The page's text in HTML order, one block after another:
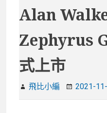
Alan
Zephyrus
式上市
飛比小編 2021-